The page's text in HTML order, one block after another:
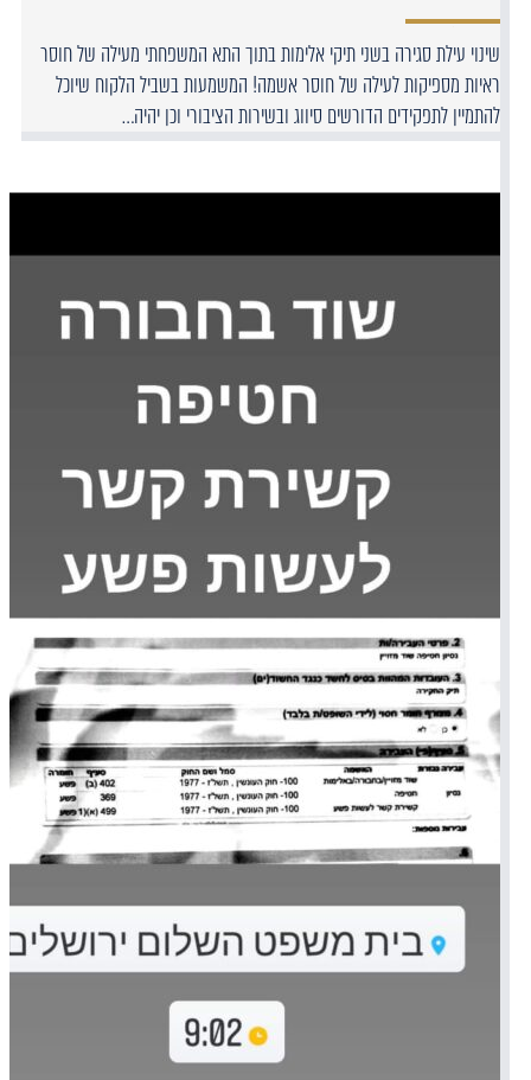
שינוי עילת סגירה בשני תיקי אלימות בתוך התא המשפחתי מעילה של חוסר
ראיות מספיקות לעילה של חוסר אשמה! המשמעות בשביל הלקוח שיוכל
להתמיין לתפקידים הדורשים סיווג ובשירות הציבורי וכן יהיה…